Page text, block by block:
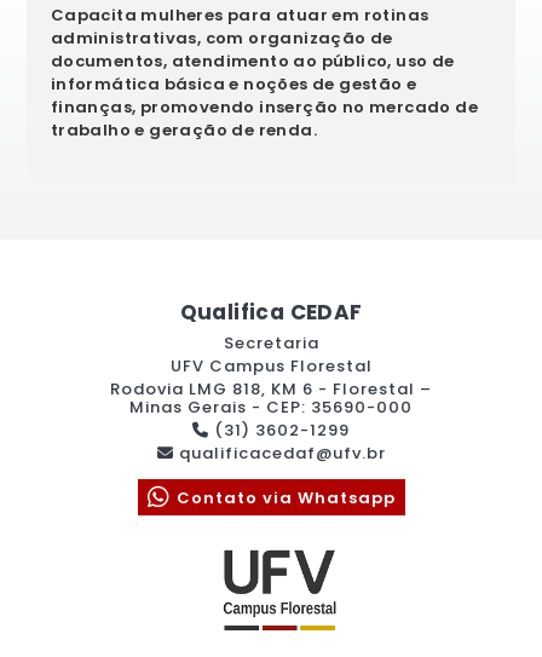
Capacita mulheres para atuar em rotinas
administrativas, com organização de
documentos, atendimento ao público, uso de
informática básica e noções de gestão e
finanças, promovendo inserção no mercado de
trabalho e geração de renda.
Qualifica CEDAF
Secretaria
UFV Campus Florestal
Rodovia LMG 818, KM 6 - Florestal –
Minas Gerais - CEP: 35690-000
(31) 3602-1299
qualificacedaf@ufv.br
Contato via Whatsapp